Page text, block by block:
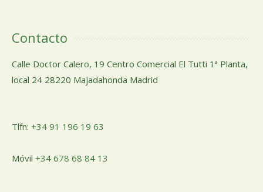
Contacto
Calle Doctor Calero, 19 Centro Comercial El Tutti 1ª Planta,
local 24 28220 Majadahonda Madrid
Tlfn: +34 91 196 19 63
Móvil +34 678 68 84 13